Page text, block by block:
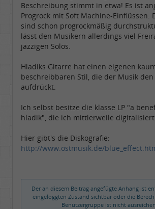
Beschreibung stimmt in etwa! Es ist
Progrock mit Soft Machine-Einflüssen.
sind schon progrockmäßig
lässt den Musikern allerdings viel
jazzigen Solos.
Hladiks Gitarre hat einen eigenen
beschreibbaren Stil, die der Musik den
aufdrückt.
Ich selbst besitze die klasse LP "a
hladik", die ich mittlerweile
Hier gibt's die Diskografie:
http://www.ostmusik.de/
Der an diesem Beitrag angefügte Anhang ist
eingeloggten Zustand sichtbar oder die
Benutzergruppe ist nicht